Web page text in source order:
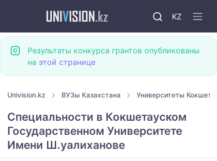
KZ
Результаты конкурса грантов опубликованы
на этой странице
Univision.kz ВУЗы Казахстана Университеты
Специальности в Кокшетауском
Государственном Университете
Имени Ш.уалиханове